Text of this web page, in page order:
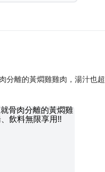
分離的黃燜雞雞肉，湯汁也